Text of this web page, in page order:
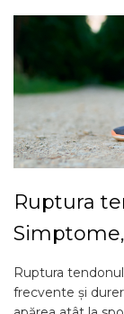
Ruptura
Ruptura
frecvente și